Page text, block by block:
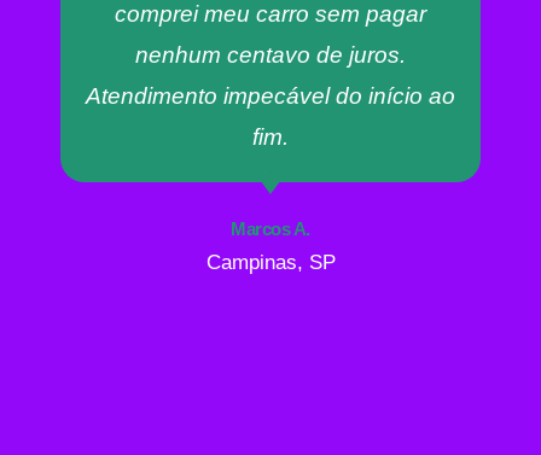
comprei meu carro sem pagar
nenhum centavo de juros.
Atendimento impecável do início ao
fim.
Marcos A.
Campinas, SP